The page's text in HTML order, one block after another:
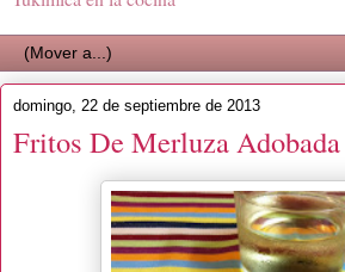
domingo, 22 de septiembre de 2013
Fritos De Merluza Adobada